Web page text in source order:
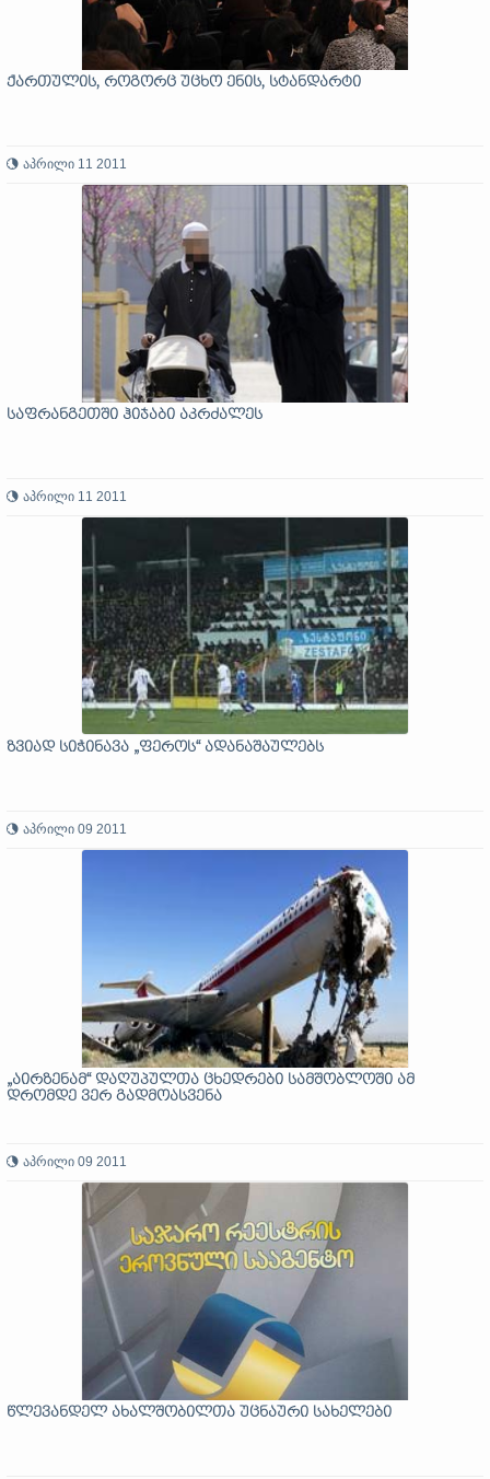
ქართულის, როგორც უცხო ენის, სტანდარტი
აპრილი 11 2011
საფრანგეთში ჰიჯაბი აკრძალეს
აპრილი 11 2011
ზვიად სიჭინავა „ფეროს“ ადანაშაულებს
აპრილი 09 2011
„აირზენამ“ დაღუპულთა ცხედრები სამშობლოში ამ
დრომდე ვერ გადმოასვენა
აპრილი 09 2011
წლევანდელ ახალშობილთა უცნაური სახელები